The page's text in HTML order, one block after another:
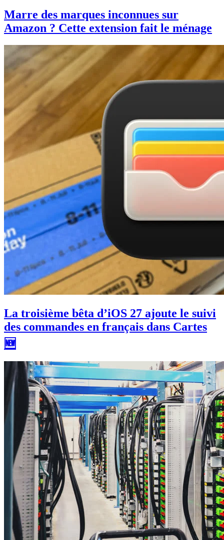
Marre des marques inconnues sur
Amazon ? Cette extension fait le ménage
La troisième bêta d’iOS 27 ajoute le suivi
des commandes en français dans Cartes
🆕